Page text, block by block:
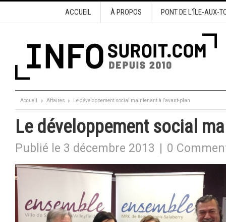
ACCUEIL À PROPOS PONT DE L’ÎLE-AUX-
Accueil Affaires Le développement social maintenant à l’avant-plan
Le développement social
Publié le 3 décembre 2013 0